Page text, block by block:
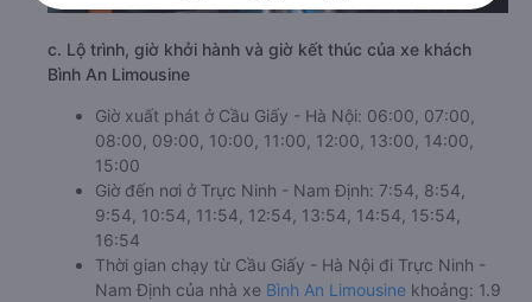
c. Lộ trình, giờ khởi hành và giờ kết thúc của xe khách
Bình An Limousine
Giờ xuất phát ở Cầu Giấy - Hà Nội: 06:00, 07:00,
08:00, 09:00, 10:00, 11:00, 12:00, 13:00, 14:00,
15:00
Giờ đến nơi ở Trực Ninh - Nam Định: 7:54, 8:54,
9:54, 10:54, 11:54, 12:54, 13:54, 14:54, 15:54,
16:54
Thời gian chạy từ Cầu Giấy - Hà Nội đi Trực Ninh -
Nam Định của nhà xe Bình An Limousine khoảng: 1.9